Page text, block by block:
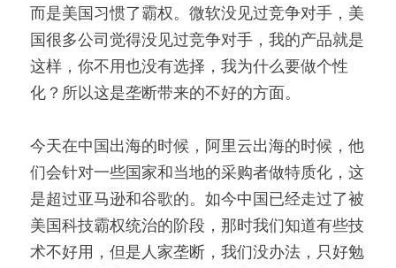
而是美国习惯了霸权。微软没见过竞争对手，美
国很多公司觉得没见过竞争对手，我的产品就是
这样，你不用也没有选择，我为什么要做个性
化？所以这是垄断带来的不好的方面。
今天在中国出海的时候，阿里云出海的时候，他
们会针对一些国家和当地的采购者做特质化，这
是超过亚马逊和谷歌的。如今中国已经走过了被
美国科技霸权统治的阶段，那时我们知道有些技
术不好用，但是人家垄断，我们没办法，只好勉